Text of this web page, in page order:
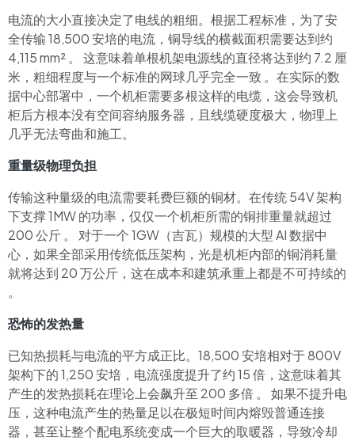
电流的大小直接决定了电线的粗细。根据工程标准，为了安
全传输 18,500 安培的电流，铜导线的横截面积需要达到约
4,115 mm² 。 这意味着单根机架电源线的直径将达到约 7.2 厘
米，粗细程度与一个标准的网球几乎完全一致 。在实际的数
据中心部署中，一个机柜需要多根这样的电缆，这会导致机
柜后方根本没有空间容纳服务器，且线缆硬度极大，物理上
几乎无法弯曲和施工。
重量级物理负担
传输这种量级的电流需要耗费巨额的铜材。在传统 54V 架构
下支撑 1MW 的功率，仅仅一个机柜所需的铜排重量就超过
200 公斤 。 对于一个 1GW（吉瓦）规模的大型 AI 数据中
心，如果全部采用传统低压架构，光是机柜内部的铜消耗量
就将达到 20 万公斤，这在成本和建筑承重上都是不可持续的
。
恐怖的发热量
已知热损耗与电流的平方成正比。18,500 安培相对于 800V
架构下的 1,250 安培，电流强度提升了约 15 倍，这意味着其
产生的发热损耗在理论上会飙升至 200 多倍 。 如果不提升电
压，这种电流产生的热量足以在极短时间内熔毁普通连接
器，甚至让整个配电系统变成一个巨大的取暖器，导致冷却